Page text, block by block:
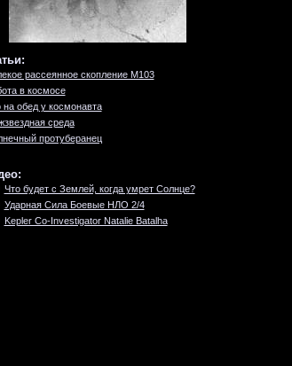
рассеянное скопление M103
в космосе
на обед у космонавта
среда
протуберанец
Что будет с Землей, когда умрет Солнце?
Ударная Сила Боевые НЛО 2/4
Kepler Co-Investigator Natalie Batalha